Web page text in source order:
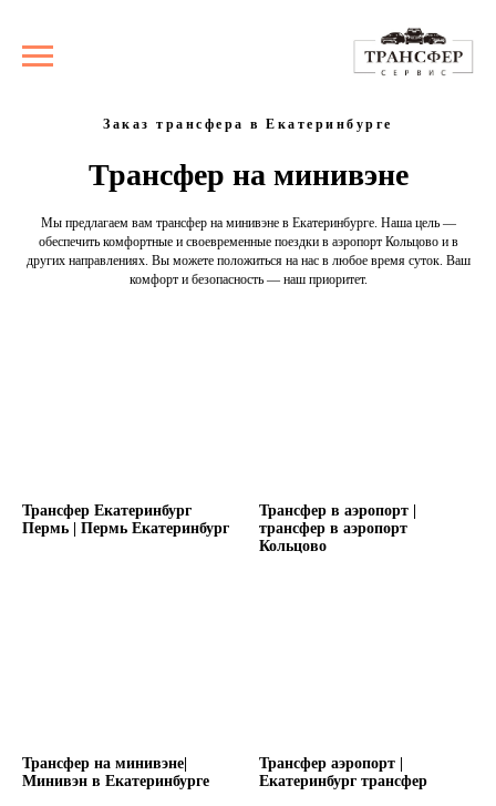
Заказ трансфера в Екатеринбурге
Трансфер на минивэне
Мы предлагаем вам трансфер на минивэне в Екатеринбурге. Наша цель —
обеспечить комфортные и своевременные поездки в аэропорт Кольцово и в
других направлениях. Вы можете положиться на нас в любое время суток. Ваш
комфорт и безопасность — наш приоритет.
Трансфер Екатеринбург
Пермь | Пермь Екатеринбург
Трансфер в аэропорт |
трансфер в аэропорт
Кольцово
Трансфер на минивэне|
Минивэн в Екатеринбурге
Трансфер аэропорт |
Екатеринбург трансфер